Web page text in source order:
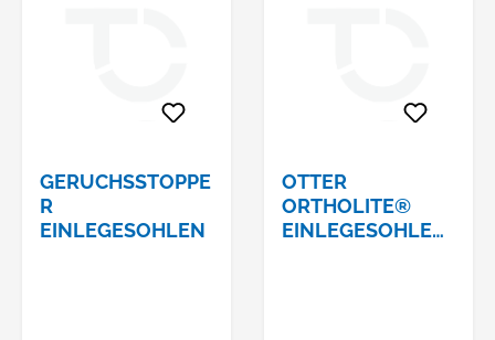
GERUCHSSTOPPE
R
EINLEGESOHLEN
OTTER
ORTHOLITE®
EINLEGESOHLE